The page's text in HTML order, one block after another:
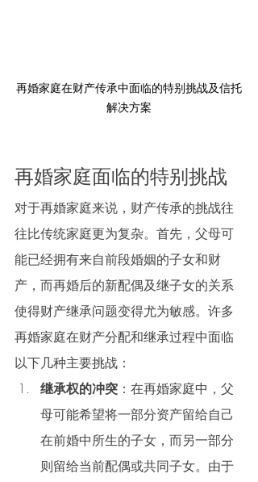
再婚家庭在财产传承中面临的特别挑战及信托
解决方案
再婚家庭面临的特别挑战
对于再婚家庭来说，财产传承的挑战往
往比传统家庭更为复杂。首先，父母可
能已经拥有来自前段婚姻的子女和财
产，而再婚后的新配偶及继子女的关系
使得财产继承问题变得尤为敏感。许多
再婚家庭在财产分配和继承过程中面临
以下几种主要挑战：
继承权的冲突 ：在再婚家庭中，父
母可能希望将一部分资产留给自己
在前婚中所生的子女，而另一部分
则留给当前配偶或共同子女。由于